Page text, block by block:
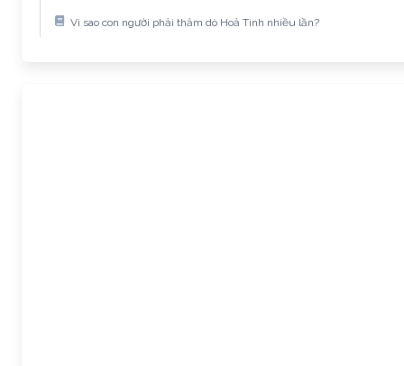
Vì sao con người phải thăm dò Hoả Tinh nhiều lần?